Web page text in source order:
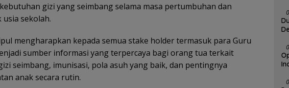
gizi yang seimbang selama masa pertumbuhan dan
sekolah.
mengharapkan kepada semua stake holder termasuk para Guru
sumber informasi yang terpercaya bagi orang tua terkait
seimbang, imunisasi, pola asuh yang baik, dan pentingnya
anak secara rutin.